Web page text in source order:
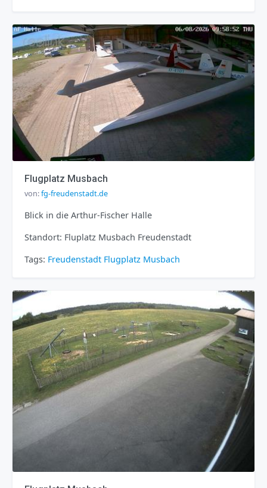
Flugplatz Musbach
von:fg-freudenstadt.de
Blick in die Arthur-Fischer Halle
Standort: Fluplatz Musbach Freudenstadt
Tags: Freudenstadt Flugplatz Musbach